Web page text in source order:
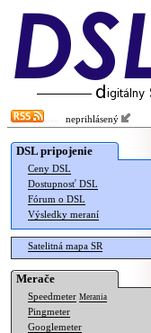
neprihlásený
DSL pripojenie
Ceny DSL
Dostupnosť DSL
Fórum o DSL
Výsledky meraní
Satelitná mapa SR
Merače
Speedmeter Merania
Pingmeter
Googlemeter